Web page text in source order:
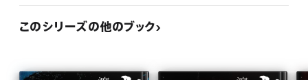
このシリーズの他のブック